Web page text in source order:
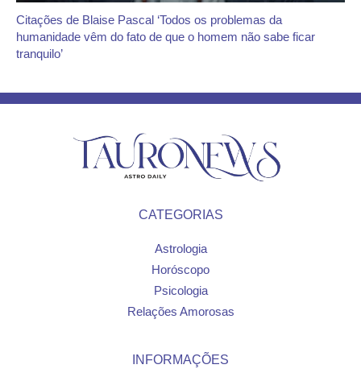
Citações de Blaise Pascal ‘Todos os problemas da
humanidade vêm do fato de que o homem não sabe ficar
tranquilo’
CATEGORIAS
Astrologia
Horóscopo
Psicologia
Relações Amorosas
INFORMAÇÕES